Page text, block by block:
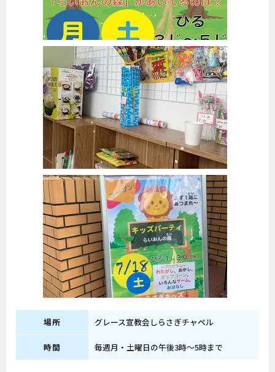
場所 グレース宣教会しらさぎチャペル
時間 毎週月・土曜日の午後3時～5時まで